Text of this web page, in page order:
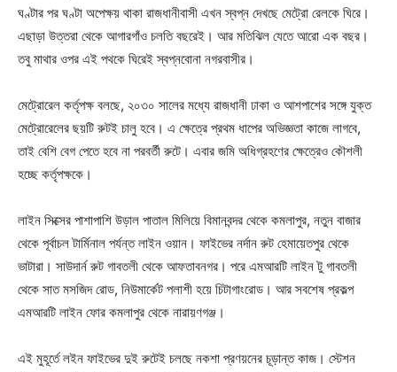
ঘণ্টার পর ঘণ্টা অপেক্ষয় থাকা রাজধানীবাসী এখন স্বপ্ন দেখছে মেট্রো রেলকে ঘিরে।
এছাড়া উত্তরা থেকে আগারগাঁও চলতি বছরেই। আর মতিঝিল যেতে আরো এক বছর।
তবু মাথার ওপর এই পথকে ঘিরেই স্বপ্নবোনা নগরবাসীর।
মেট্রোরেল কর্তৃপক্ষ বলছে, ২০৩০ সালের মধ্যে রাজধানী ঢাকা ও আশপাশের সঙ্গে যুক্ত
মেট্রোরেলের ছয়টি রুটই চালু হবে। এ ক্ষেত্রে প্রথম ধাপের অভিজ্ঞতা কাজে লাগবে,
তাই বেশি বেগ পেতে হবে না পরবর্তী রুটে। এবার জমি অধিগ্রহণের ক্ষেত্রেও কৌশলী
হচ্ছে কর্তৃপক্ষকে।
লাইন সিক্সের পাশাপাশি উড়াল পাতাল মিলিয়ে বিমানবন্দর থেকে কমলাপুর, নতুন বাজার
থেকে পূর্বাচল টার্মিনাল পর্যন্ত লাইন ওয়ান। ফাইভের নর্দান রুট হেমায়েতপুর থেকে
ভাটারা। সাউদার্ন রুট গাবতলী থেকে আফতাবনগর। পরে এমআরটি লাইন টু গাবতলী
থেকে সাত মসজিদ রোড, নিউমার্কেট পলাশী হয়ে চিটাগাংরোড। আর সবশেষ প্রকল্প
এমআরটি লাইন ফোর কমলাপুর থেকে নারায়ণগঞ্জ।
এই মুহূর্তে লইন ফাইভের দুই রুটেই চলছে নকশা প্রণয়নের চূড়ান্ত কাজ। স্টেশন